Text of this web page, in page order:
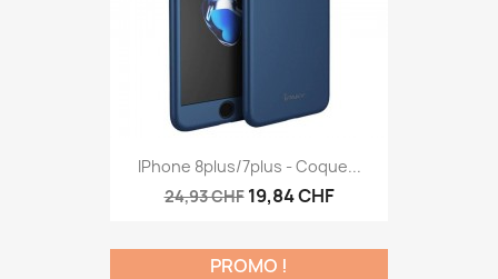
IPhone 8plus/7plus - Coque...
24,93 CHF 19,84 CHF
PROMO !